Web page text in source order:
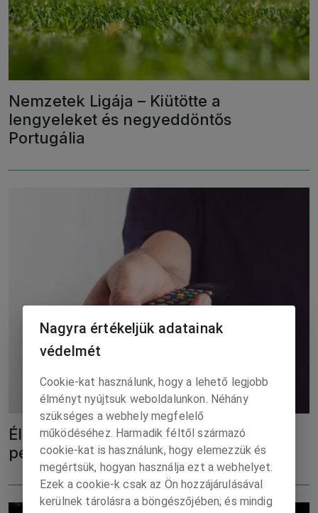
Nemzetek Ligája – Kiütötte a
lengyeleket és negyeddöntős
Portugália
Élő tv-sportközvetítések – csütörtök,
péntek
Nagyra értékeljük adatainak
védelmét
Cookie-kat használunk, hogy a lehető legjobb
élményt nyújtsuk weboldalunkon. Néhány
szükséges a webhely megfelelő
működéséhez. Harmadik féltől származó
cookie-kat is használunk, hogy elemezzük és
megértsük, hogyan használja ezt a webhelyet.
Ezek a cookie-k csak az Ön hozzájárulásával
kerülnek tárolásra a böngészőjében; és mindig